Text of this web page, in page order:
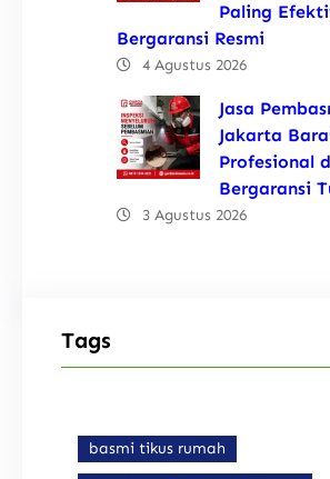
Paling
Bergaransi Resmi
4 Agustus 2026
Jasa
Jakarta
Profesional
Bergaransi
3 Agustus 2026
Tags
basmi tikus rumah